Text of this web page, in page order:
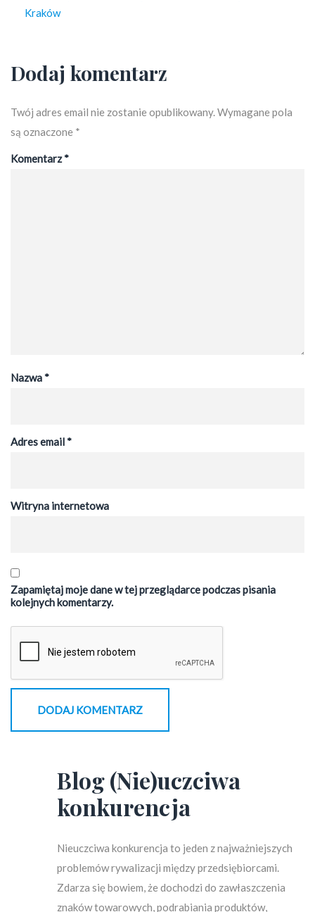
Kraków
Dodaj komentarz
Twój adres email nie zostanie opublikowany. Wymagane pola
są oznaczone *
Komentarz*
Nazwa*
Adres email*
Witryna internetowa
Zapamiętaj moje dane w tej przeglądarce podczas pisania
kolejnych komentarzy.
Blog (Nie)uczciwa
konkurencja
Nieuczciwa konkurencja to jeden z najważniejszych
problemów rywalizacji między przedsiębiorcami.
Zdarza się bowiem, że dochodzi do zawłaszczenia
znaków towarowych, podrabiania produktów,